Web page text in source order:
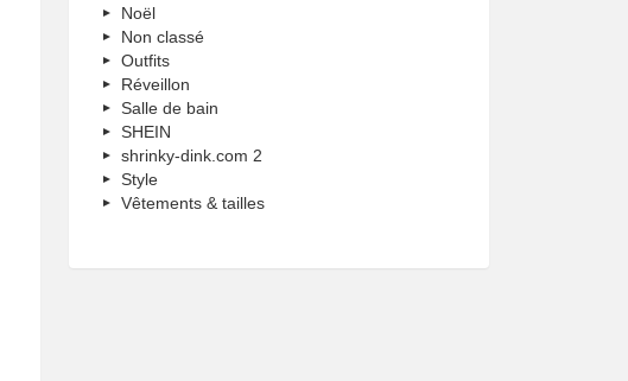
Noël
Non classé
Outfits
Réveillon
Salle de bain
SHEIN
shrinky-dink.com 2
Style
Vêtements & tailles